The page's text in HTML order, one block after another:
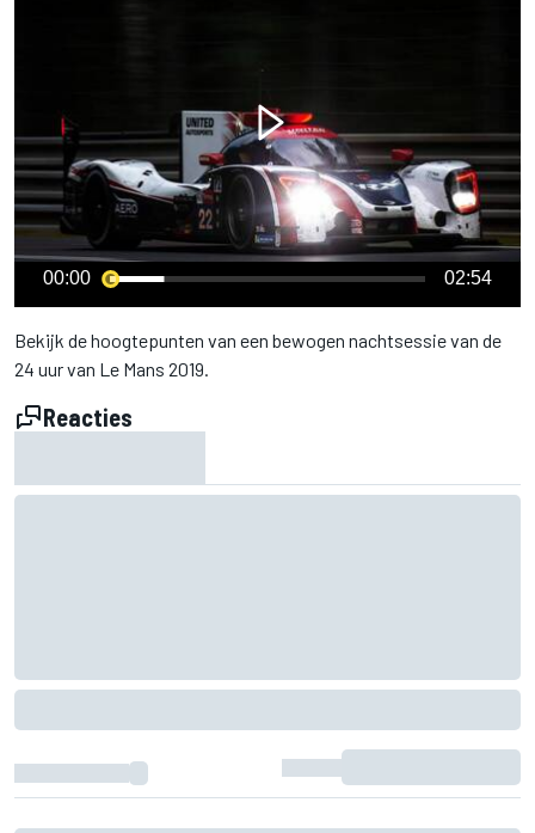
00:00 02:54
Bekijk de hoogtepunten van een bewogen nachtsessie van de
24 uur van Le Mans 2019.
Reacties